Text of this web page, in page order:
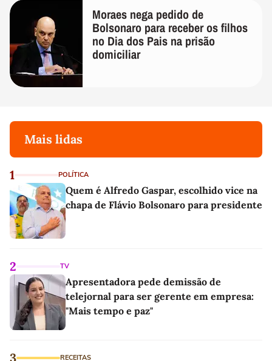
Moraes nega pedido de
Bolsonaro para receber os filhos
no Dia dos Pais na prisão
domiciliar
Mais lidas
1 POLÍTICA
Quem é Alfredo Gaspar, escolhido vice na
chapa de Flávio Bolsonaro para presidente
2 TV
Apresentadora pede demissão de
telejornal para ser gerente em empresa:
"Mais tempo e paz"
3 RECEITAS